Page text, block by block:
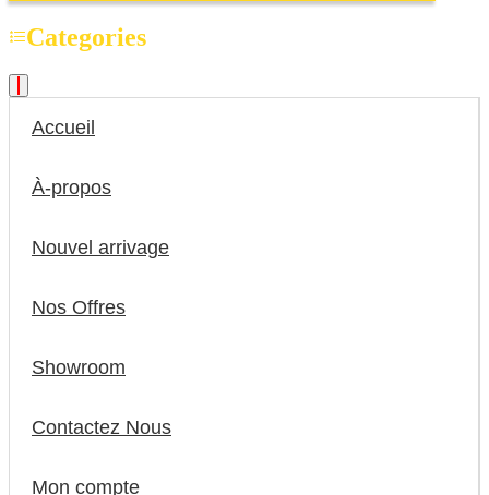
Categories
Accueil
À-propos
Nouvel arrivage
Nos Offres
Showroom
Contactez Nous
Mon compte